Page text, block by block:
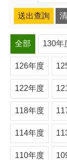
全部 130年
126年度
122年度
118年度
114年度
110年度